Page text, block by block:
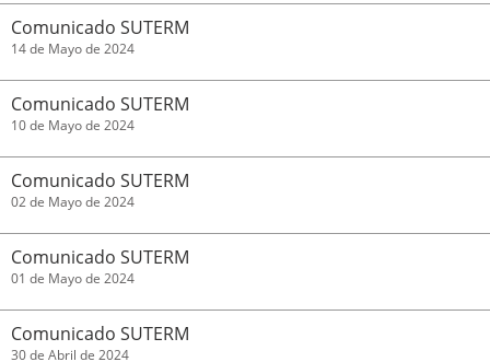
Comunicado SUTERM
14 de Mayo de 2024
Comunicado SUTERM
10 de Mayo de 2024
Comunicado SUTERM
02 de Mayo de 2024
Comunicado SUTERM
01 de Mayo de 2024
Comunicado SUTERM
30 de Abril de 2024